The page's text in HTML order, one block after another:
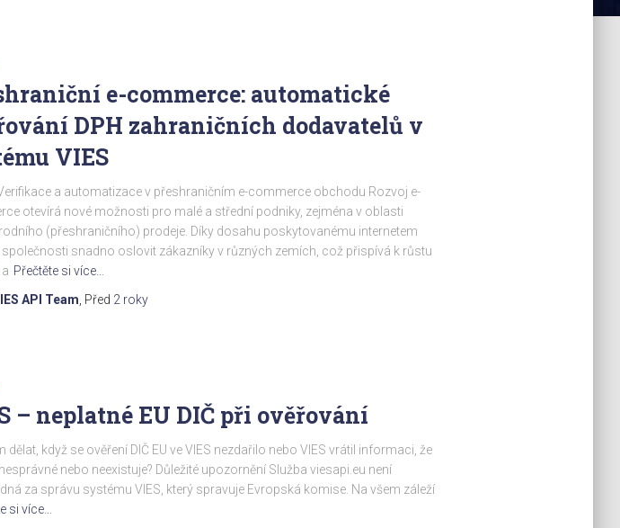
e-commerce: automatické
DPH zahraničních dodavatelů v
VIES
a automatizace v přeshraničním e-commerce obchodu Rozvoj e-
otevírá nové možnosti pro malé a střední podniky, zejména v oblasti
(přeshraničního) prodeje. Díky dosahu poskytovanému internetem
snadno oslovit zákazníky v různých zemích, což přispívá k růstu
Přečtěte si více…
API Team , Před 2 roky
– neplatné EU DIČ při ověřování
dělat, když se ověření DIČ EU ve VIES nezdařilo nebo VIES vrátil informaci, že
nebo neexistuje? Důležité upozornění Služba viesapi.eu není
za správu systému VIES, který spravuje Evropská komise. Na všem záleží
si více…